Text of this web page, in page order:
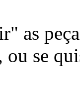
as
ou se